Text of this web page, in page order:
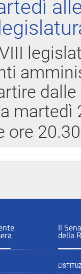
ore
Il
della